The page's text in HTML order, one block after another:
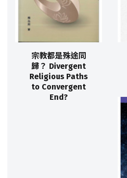
宗教都是殊途同
歸？ Divergent
Religious Paths
to Convergent
End?